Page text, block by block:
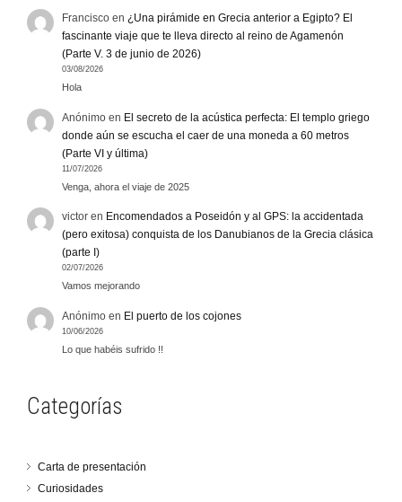
Francisco en ¿Una pirámide en Grecia anterior a Egipto? El
fascinante viaje que te lleva directo al reino de Agamenón
(Parte V. 3 de junio de 2026)
03/08/2026
Hola
Anónimo en El secreto de la acústica perfecta: El templo griego
donde aún se escucha el caer de una moneda a 60 metros
(Parte VI y última)
11/07/2026
Venga, ahora el viaje de 2025
victor en Encomendados a Poseidón y al GPS: la accidentada
(pero exitosa) conquista de los Danubianos de la Grecia clásica
(parte I)
02/07/2026
Vamos mejorando
Anónimo en El puerto de los cojones
10/06/2026
Lo que habéis sufrido !!
Categorías
Carta de presentación
Curiosidades